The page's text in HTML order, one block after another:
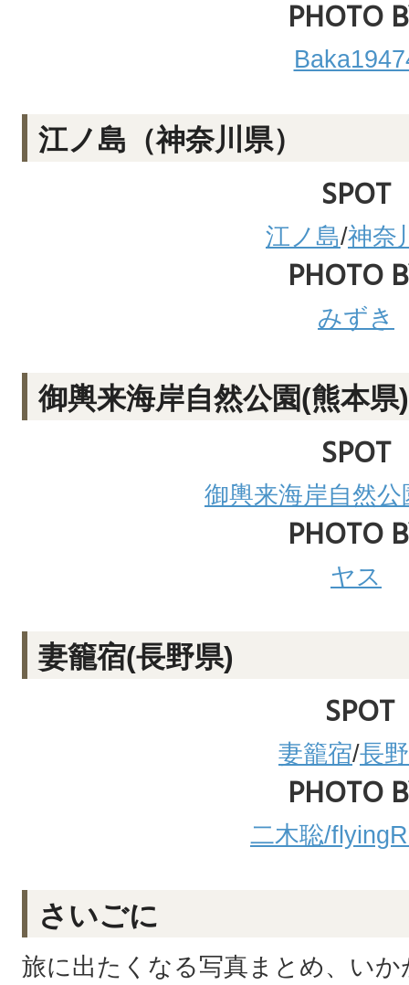
PHOTO
江ノ島（神奈川県）
SPOT
江ノ島/神奈
PHOTO
みずき
御輿来海岸自然公園(熊本県)
SPOT
御輿来海岸自然公
PHOTO
ヤス
妻籠宿(長野県)
SPOT
妻籠宿/長
PHOTO
二木聡/
さいごに
旅に出たくなる写真まとめ、い